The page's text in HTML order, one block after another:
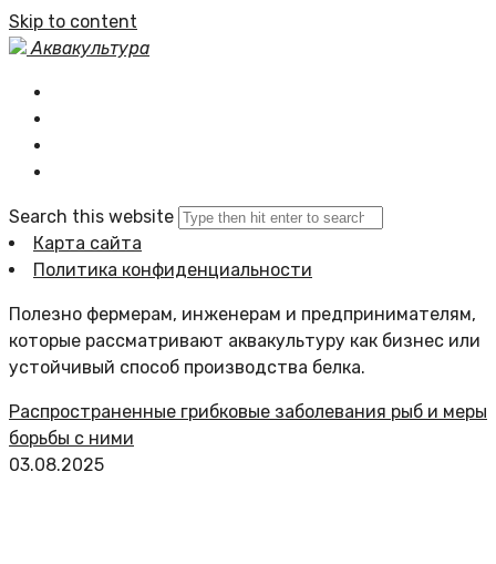
Skip to content
Аквакультура
Search this website
Карта сайта
Политика конфиденциальности
Полезно фермерам, инженерам и предпринимателям,
которые рассматривают аквакультуру как бизнес или
устойчивый способ производства белка.
Распространенные грибковые заболевания рыб и меры
борьбы с ними
03.08.2025